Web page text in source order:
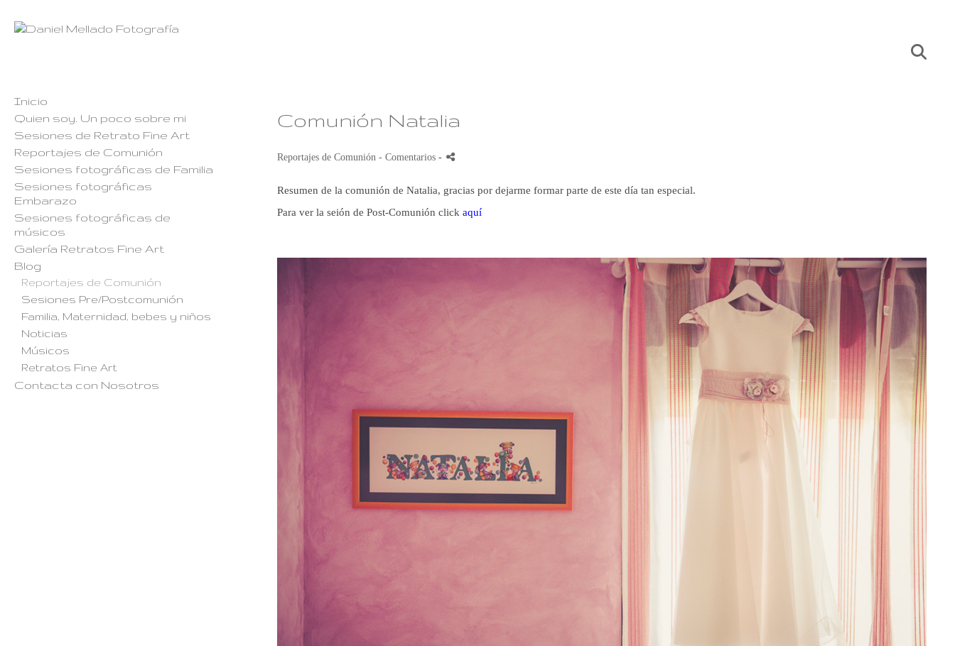
Inicio
Quien soy. Un poco sobre mi
Sesiones de Retrato Fine Art
Reportajes de Comunión
Sesiones fotográficas de Familia
Sesiones fotográficas
Embarazo
Sesiones fotográficas de
músicos
Galería Retratos Fine Art
Blog
Reportajes de Comunión
Sesiones Pre/Postcomunión
Familia, Maternidad, bebes y niños
Noticias
Músicos
Retratos Fine Art
Contacta con Nosotros
Comunión Natalia
Reportajes de Comunión - Comentarios -
Resumen de la comunión de Natalia, gracias por dejarme formar parte de este día tan especial.
Para ver la seión de Post-Comunión click aquí